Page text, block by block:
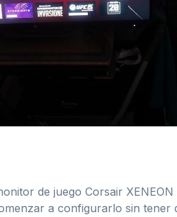
de juego Corsair
a configurarlo sin tener